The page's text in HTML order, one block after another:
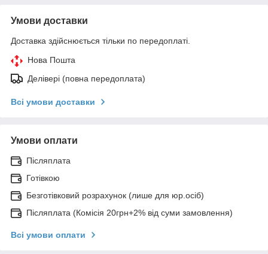
Умови доставки
Доставка здійснюється тільки по передоплаті.
Нова Пошта
Делівері (повна передоплата)
Всі умови доставки
Умови оплати
Післяплата
Готівкою
Безготівковий розрахунок (лише для юр.осіб)
Післяплата (Комісія 20грн+2% від суми замовлення)
Всі умови оплати